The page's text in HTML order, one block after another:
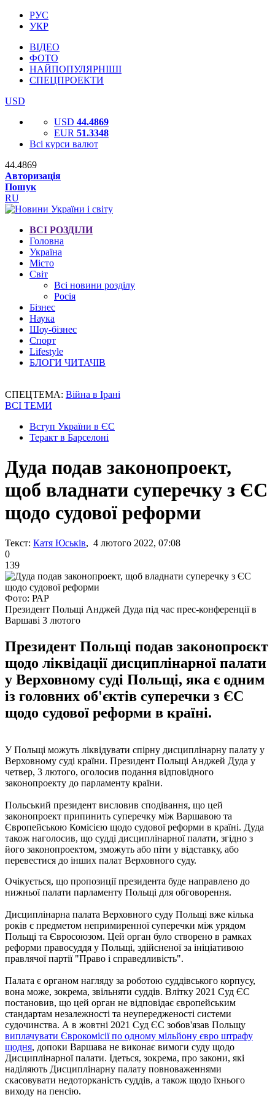
РУС
УКР
ВІДЕО
ФОТО
НАЙПОПУЛЯРНІШІ
СПЕЦПРОЕКТИ
USD
USD 44.4869
EUR 51.3348
Всі курси валют
44.4869
Авторизація
Пошук
RU
ВСІ РОЗДІЛИ
Головна
Україна
Місто
Світ
Всі новини розділу
Росія
Бізнес
Наука
Шоу-бізнес
Спорт
Lifestyle
БЛОГИ ЧИТАЧІВ
СПЕЦТЕМА: Війна в Ірані
ВСІ ТЕМИ
Вступ України в ЄС
Теракт в Барселоні
Дуда подав законопроект,
щоб владнати суперечку з ЄС
щодо судової реформи
Текст: Катя Юськів, 4 лютого 2022, 07:08
0
139
Фото: РАР
Президент Польщі Анджей Дуда під час прес-конференції в
Варшаві 3 лютого
Президент Польщі подав законопроєкт
щодо ліквідації дисциплінарної палати
у Верховному суді Польщі, яка є одним
із головних об'єктів суперечки з ЄС
щодо судової реформи в країні.
У Польщі можуть ліквідувати спірну дисциплінарну палату у
Верховному суді країни. Президент Польщі Анджей Дуда у
четвер, 3 лютого, оголосив подання відповідного
законопроекту до парламенту країни.
Польський президент висловив сподівання, що цей
законопроект припинить суперечку між Варшавою та
Європейською Комісією щодо судової реформи в країні. Дуда
також наголосив, що судді дисциплінарної палати, згідно з
його законопроектом, зможуть або піти у відставку, або
перевестися до інших палат Верховного суду.
Очікується, що пропозиції президента буде направлено до
нижньої палати парламенту Польщі для обговорення.
Дисциплінарна палата Верховного суду Польщі вже кілька
років є предметом непримиренної суперечки між урядом
Польщі та Євросоюзом. Цей орган було створено в рамках
реформи правосуддя у Польщі, здійсненої за ініціативою
правлячої партії "Право і справедливість".
Палата є органом нагляду за роботою суддівського корпусу,
вона може, зокрема, звільняти суддів. Влітку 2021 Суд ЄС
постановив, що цей орган не відповідає європейським
стандартам незалежності та неупередженості системи
судочинства. А в жовтні 2021 Суд ЄС зобов'язав Польщу
виплачувати Єврокомісії по одному мільйону євро штрафу
щодня, допоки Варшава не виконає вимоги суду щодо
Дисциплінарної палати. Ідеться, зокрема, про закони, які
наділяють Дисциплінарну палату повноваженнями
скасовувати недоторканість суддів, а також щодо їхнього
виходу на пенсію.